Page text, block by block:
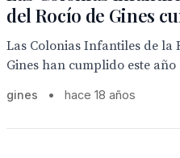
del Rocío de Gines
Las Colonias Infantiles de la
Gines han cumplido este
gines • hace 18 años